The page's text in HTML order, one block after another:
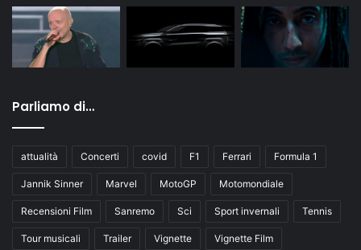
Parliamo di…
attualità Concerti covid F1 Ferrari Formula 1
Jannik Sinner Marvel MotoGP Motomondiale
Recensioni Film Sanremo Sci Sport invernali Tennis
Tour musicali Trailer Vignette Vignette Film